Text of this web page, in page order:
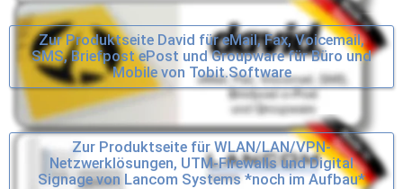
Zur Produktseite David für eMail, Fax, Voicemail,
SMS, Briefpost ePost und Groupware für Büro und
Mobile von Tobit.Software
Zur Produktseite für WLAN/LAN/VPN-
Netzwerklösungen, UTM-Firewalls und Digital
Signage von Lancom Systems *noch im Aufbau*